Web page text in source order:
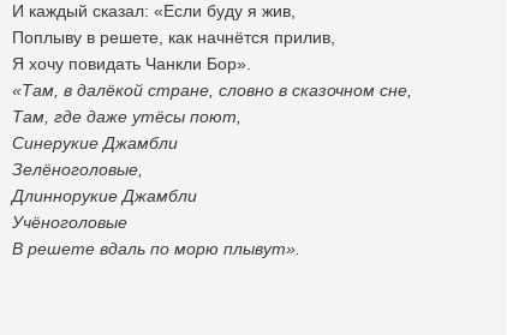
И каждый сказал: «Если буду я жив,
Поплыву в решете, как начнётся прилив,
Я хочу повидать Чанкли Бор».
«Там, в далёкой стране, словно в сказочном сне,
Там, где даже утёсы поют,
Синерукие Джамбли
Зелёноголовые,
Длиннорукие Джамбли
Учёноголовые
В решете вдаль по морю плывут».